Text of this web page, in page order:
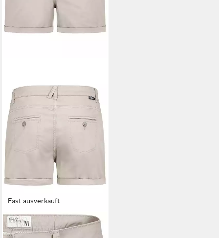
Fast ausverkauft
URBAN SURFACE
Chinoshorts Damen Stretch-